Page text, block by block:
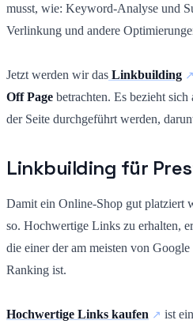
musst, wie: Keyword-Analyse und
Verlinkung und andere
Jetzt werden wir das Linkbuilding
Off Page betrachten. Es bezieht
der Seite durchgeführt werden,
Linkbuilding für
Damit ein Online-Shop gut platziert
so. Hochwertige Links zu erhalten,
die einer der am meisten von
Ranking ist.
Hochwertige Links kaufen ist